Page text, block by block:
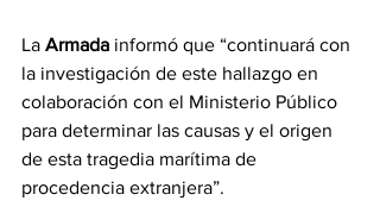
La Armada informó que “continuará con
la investigación de este hallazgo en
colaboración con el Ministerio Público
para determinar las causas y el origen
de esta tragedia marítima de
procedencia extranjera”.